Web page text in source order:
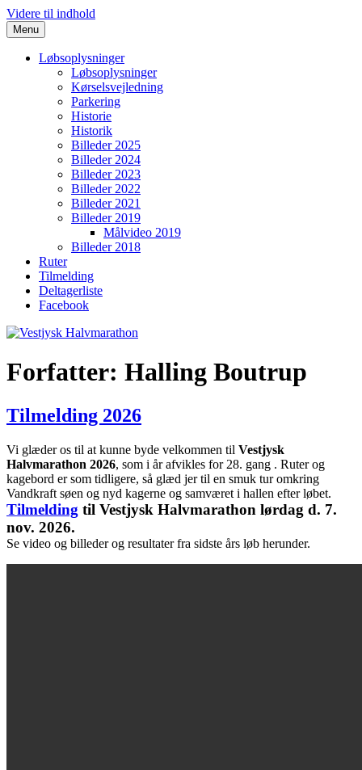
Videre til indhold
Vestjysk Halvmarathon
Menu
Løbsoplysninger
Løbsoplysninger
Kørselsvejledning
Parkering
Historie
Historik
Billeder 2025
Billeder 2024
Billeder 2023
Billeder 2022
Billeder 2021
Billeder 2019
Målvideo 2019
Billeder 2018
Ruter
Tilmelding
Deltagerliste
Facebook
Forfatter: Halling Boutrup
Tilmelding 2026
Vi glæder os til at kunne byde velkommen til Vestjysk
Halvmarathon 2026, som i år afvikles for 28. gang . Ruter og
kagebord er som tidligere, så glæd jer til en smuk tur omkring
Vandkraft søen og nyd kagerne og samværet i hallen efter løbet.
Tilmelding til Vestjysk Halvmarathon lørdag d. 7.
nov. 2026.
Se video og billeder og resultater fra sidste års løb herunder.